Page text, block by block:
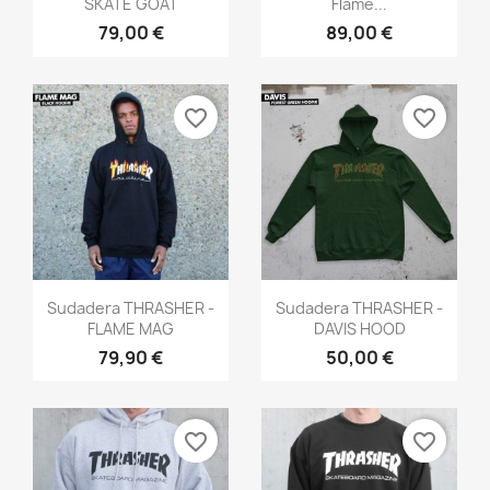
SKATE GOAT
79,00 €
Flame...
89,00 €
Vista rápida
Sudadera THRASHER -
FLAME MAG
79,90 €
favorite_border
Vista rápida
Sudadera THRASHER -
DAVIS HOOD
50,00 €
favorite_border
favorite_border favorite_border